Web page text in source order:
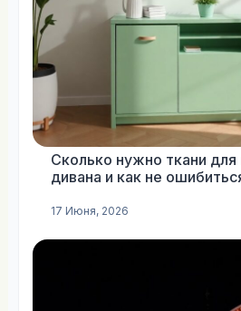
Сколько нужно ткани
дивана и как не
17 Июня, 2026